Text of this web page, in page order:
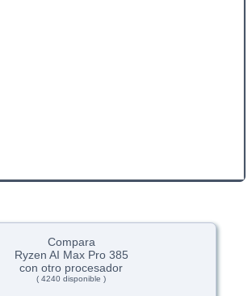
Compara
Ryzen AI Max Pro 385
con otro procesador
( 4240 disponible )